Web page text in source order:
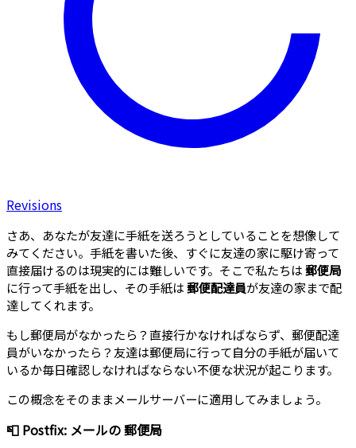
Revisions
さあ、あなたが友達に手紙を送ろうとしていることを想像して
みてください。手紙を書いた後、すぐに友達の家に駆け寄って
直接届けるのは現実的には難しいです。そこで私たちは郵便局
に行って手紙を出し、その手紙は郵便配達員が友達の家まで配
達してくれます。
もし郵便局がなかったら？直接行かなければならず、郵便配達
員がいなかったら？友達は郵便局に行って自分の手紙が届いて
いるか毎日確認しなければならない不便な状況が起こります。
この概念をそのままメールサーバーに適用してみましょう。
📮 Postfix: メールの郵便局